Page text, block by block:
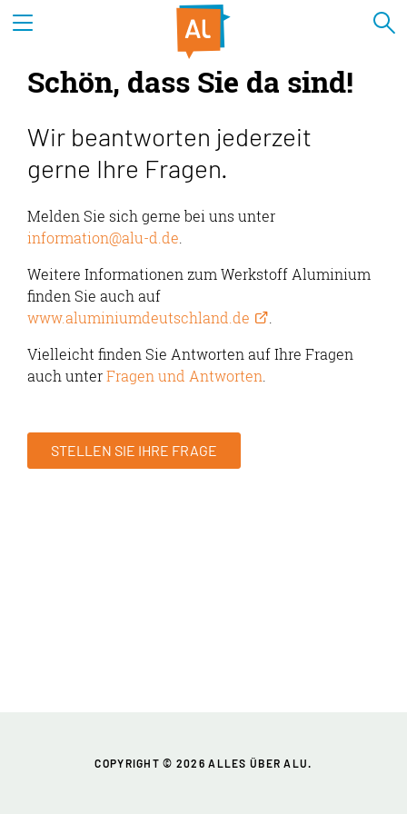
Schön, dass Sie da sind!
Wir beantworten jederzeit
gerne Ihre Fragen.
Melden Sie sich gerne bei uns unter
information@alu-d.de
Weitere Informationen zum Werkstoff Aluminium
finden Sie auch auf
www.aluminiumdeutschland.de
Vielleicht finden Sie Antworten auf Ihre Fragen
auch unterFragen und Antworten
STELLEN SIE IHRE FRAGE
COPYRIGHT © 2026 ALLES ÜBER ALU.